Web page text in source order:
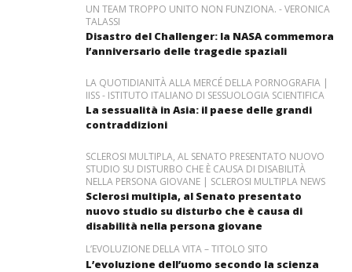
UN TEAM TROPPO UNITO NON FUNZIONA. - VERONICA
TALASSI
Disastro del Challenger: la NASA commemora
l’anniversario delle tragedie spaziali
LA QUOTIDIANITÀ ALLA MERCÉ DELLA PORNOGRAFIA |
IISS - ISTITUTO ITALIANO DI SESSUOLOGIA SCIENTIFICA
La sessualità in Asia: il paese delle grandi
contraddizioni
SCLEROSI MULTIPLA, AL SENATO PRESENTATO NUOVO
STUDIO SU DISTURBO CHE È CAUSA DI DISABILITÀ
NELLA PERSONA GIOVANE | SCLEROSI MULTIPLA NEWS
Sclerosi multipla, al Senato presentato
nuovo studio su disturbo che è causa di
disabilità nella persona giovane
L’EVOLUZIONE DELLA VITA – TITOLO SITO
L’evoluzione dell’uomo secondo la scienza